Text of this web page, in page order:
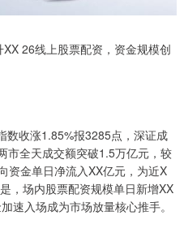
26线上股票配资，资金规模创
数收涨1.85%报3285点，深证成
市全天成交额突破1.5万亿元，较
资金单日净流入XX亿元，为近X
，场内股票配资规模单日新增XX
速入场成为市场放量核心推手。